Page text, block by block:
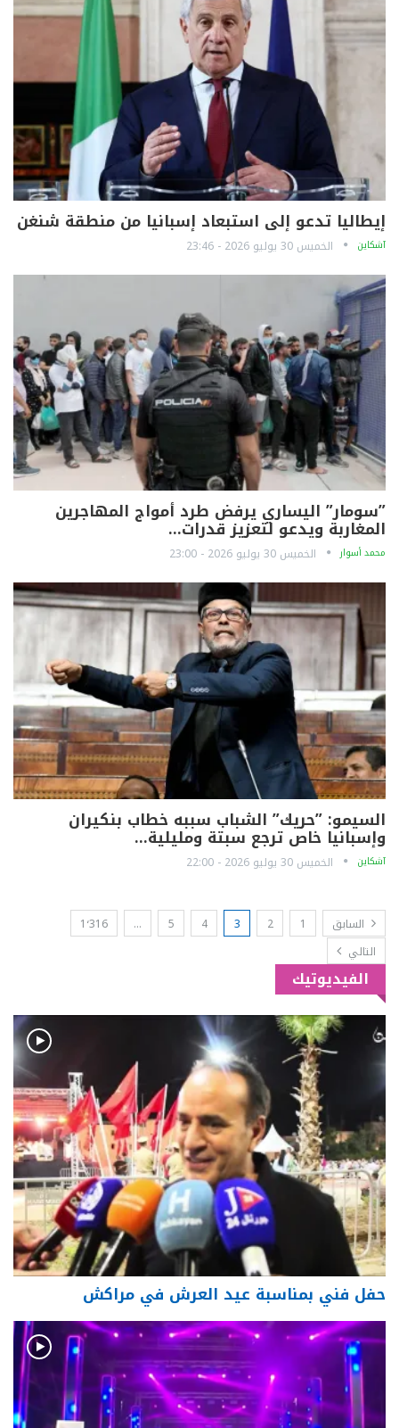
إيطاليا تدعو إلى استبعاد إسبانيا من منطقة شنغن
آشكاين الخميس 30 يوليو 2026 - 23:46
”سومار” اليساري يرفض طرد أمواج المهاجرين
المغاربة ويدعو لتعزيز قدرات…
محمد أسوار الخميس 30 يوليو 2026 - 23:00
السيمو: ”حريك” الشباب سببه خطاب بنكيران
وإسبانيا خاص ترجع سبتة ومليلية…
آشكاين الخميس 30 يوليو 2026 - 22:00
السابق 1
2
3
4
5
…
1٬316
التالي
الفيديوتيك
حفل فني بمناسبة عيد العرش في مراكش